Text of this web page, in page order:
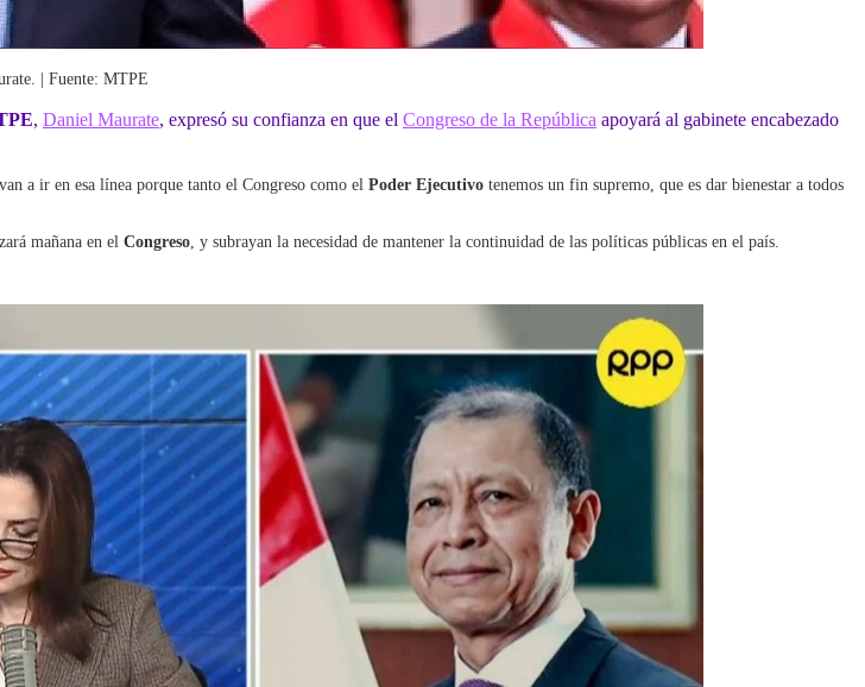
| Fuente: MTPE
, Daniel Maurate, expresó su confianza en que el Congreso de la República apoyará al gabinete encabezado
a ir en esa línea porque tanto el Congreso como el Poder Ejecutivo tenemos un fin supremo, que es dar bienestar a todos
mañana en el Congreso, y subrayan la necesidad de mantener la continuidad de las políticas públicas en el país.